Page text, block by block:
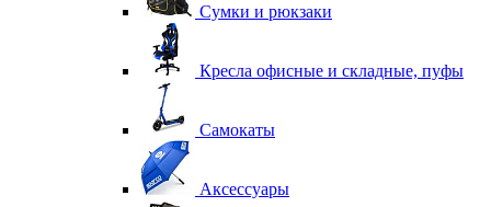
Сумки и рюкзаки
Кресла офисные и складные, пуфы
Самокаты
Аксессуары